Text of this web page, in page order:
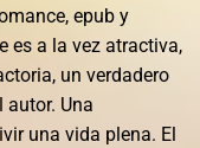
epub y
es a la vez atractiva,
un verdadero
Una
una vida plena. El